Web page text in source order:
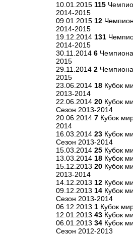
10.01.2015 115
2014-2015
09.01.2015 12
2014-2015
19.12.2014 131
2014-2015
30.11.2014 6
2015
29.11.2014 2
2015
23.06.2014 18 Кубок
2013-2014
22.06.2014 20 Кубок
Сезон 2013-2014
20.06.2014 7 Кубок
2014
16.03.2014 23 Кубок
Сезон 2013-2014
15.03.2014 25 Кубок
13.03.2014 18 Кубок
15.12.2013 20 Кубок
2013-2014
14.12.2013 12 Кубок
09.12.2013 14 Кубок
Сезон 2013-2014
06.12.2013 1 Кубок
12.01.2013 43 Кубок
06.01.2013 34 Кубок
Сезон 2012-2013